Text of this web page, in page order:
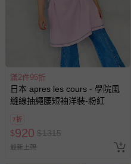
滿2件95折
日本 apres les cours - 學院風
縫線抽繩腰短袖洋裝-粉紅
7折
$920 $1315
最新上架